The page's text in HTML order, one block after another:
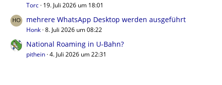
Torc 19. Juli 2026 um 18:01
mehrere WhatsApp Desktop werden ausgeführt
Honk 8. Juli 2026 um 08:22
National Roaming in U-Bahn?
pithein 4. Juli 2026 um 22:31